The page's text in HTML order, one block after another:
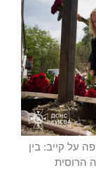
על קייב: בין
הרוסית